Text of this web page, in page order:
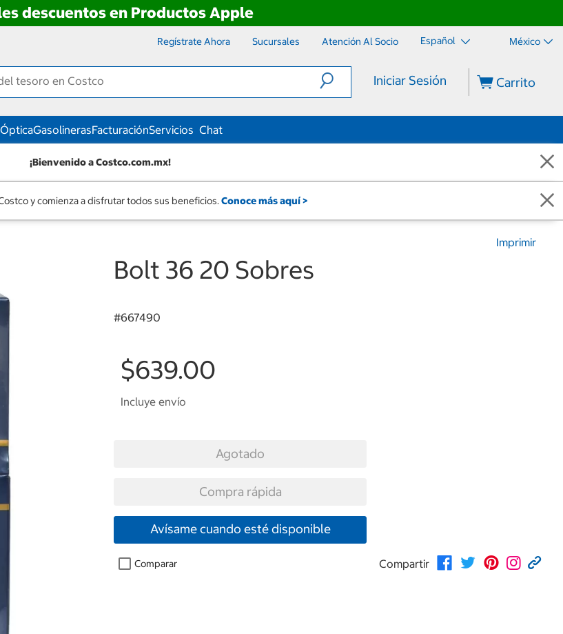
descuentos en Productos Apple
Regístrate Ahora Sucursales Atención Al Socio Español México
Iniciar Sesión Carrito
ÓpticaGasolinerasFacturaciónServicios Chat
¡Bienvenido a Costco.com.mx!
y comienza a disfrutar todos sus beneficios. Conoce más aquí >
Imprimir
Bolt 36 20 Sobres
#667490
$639.00
Incluye envío
Agotado
Compra rápida
Avísame cuando esté disponible
Comparar Compartir